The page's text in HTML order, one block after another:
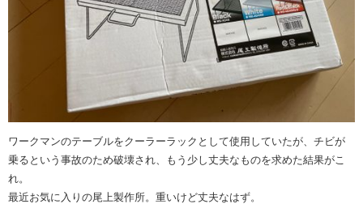
ワークマンのテーブルをクーラーラックとして使用していたが、チビが
乗るという事故のため破壊され、もう少し丈夫なものを求めた結果がこ
れ。
最近お気に入りの尾上製作所。重いけど丈夫なはず。